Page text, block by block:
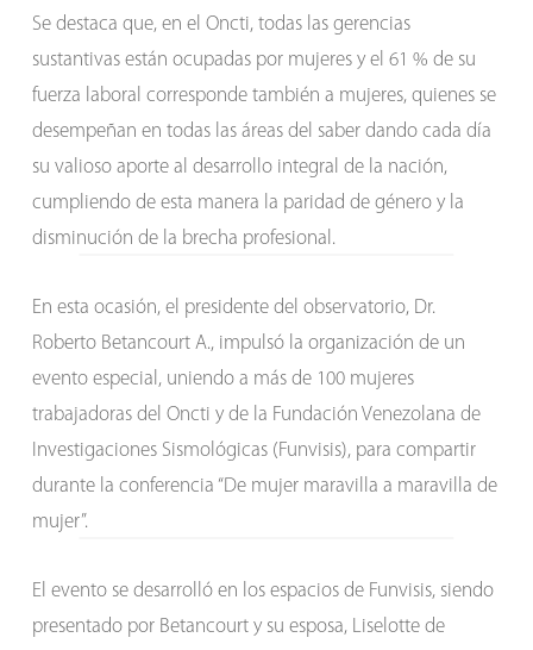
Se destaca que, en el Oncti, todas las gerencias
sustantivas están ocupadas por mujeres y el 61 % de su
fuerza laboral corresponde también a mujeres, quienes se
desempeñan en todas las áreas del saber dando cada día
su valioso aporte al desarrollo integral de la nación,
cumpliendo de esta manera la paridad de género y la
disminución de la brecha profesional.
En esta ocasión, el presidente del observatorio, Dr.
Roberto Betancourt A., impulsó la organización de un
evento especial, uniendo a más de 100 mujeres
trabajadoras del Oncti y de la Fundación Venezolana de
Investigaciones Sismológicas (Funvisis), para compartir
durante la conferencia “De mujer maravilla a maravilla de
mujer”.
El evento se desarrolló en los espacios de Funvisis, siendo
presentado por Betancourt y su esposa, Liselotte de